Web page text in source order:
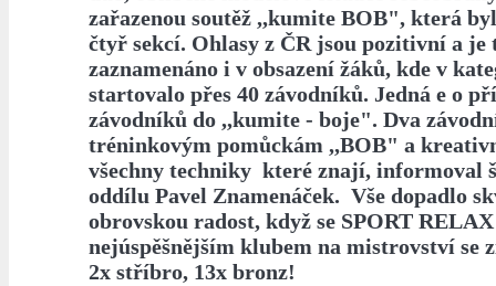
zařazenou soutěž ,,kumite BOB", která
čtyř sekcí. Ohlasy z ČR jsou pozitivní a je
zaznamenáno i v obsazení žáků, kde v
startovalo přes 40 závodníků. Jedná e o
závodníků do ,,kumite - boje". Dva
tréninkovým pomůckám ,,BOB" a
všechny techniky které znají, informoval
oddílu Pavel Znamenáček. Vše dopadlo
obrovskou radost, když se SPORT
nejúspěšnějším klubem na mistrovství se
2x stříbro, 13x bronz!